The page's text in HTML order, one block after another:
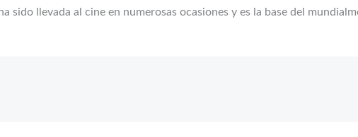
sido llevada al cine en numerosas ocasiones y es la base del